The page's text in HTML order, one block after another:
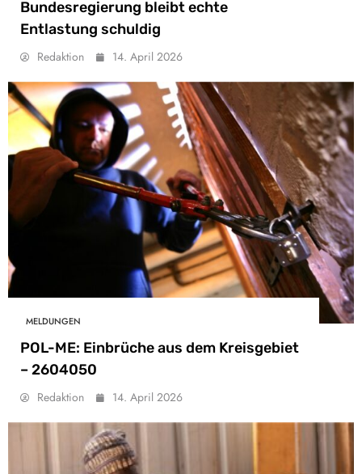
Bundesregierung bleibt echte
Entlastung schuldig
Redaktion 14. April 2026
MELDUNGEN
POL-ME: Einbrüche aus dem Kreisgebiet
– 2604050
Redaktion 14. April 2026